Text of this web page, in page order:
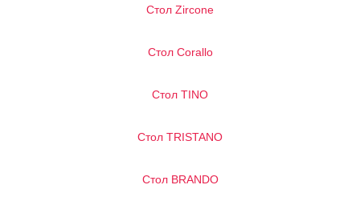
Стол Zircone
Стол Corallo
Стол TINO
Стол TRISTANO
Стол BRANDO